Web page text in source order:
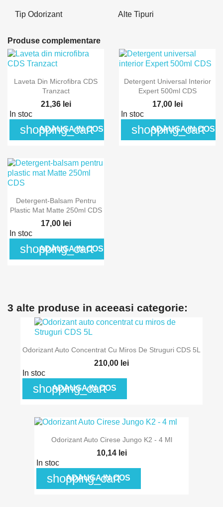
Tip Odorizant Alte Tipuri
Produse complementare
Laveta Din Microfibra CDS
Tranzact
21,36 lei
In stoc
shopping_cart
ADAUGA IN COS
Detergent Universal Interior
Expert 500ml CDS
17,00 lei
In stoc
shopping_cart
ADAUGA IN COS
Detergent-Balsam Pentru
Plastic Mat Matte 250ml CDS
17,00 lei
In stoc
shopping_cart
ADAUGA IN COS
3 alte produse in aceeasi categorie:
Odorizant Auto Concentrat Cu Miros De Struguri CDS 5L
210,00 lei
In stoc
shopping_cart
ADAUGA IN COS
Odorizant Auto Cirese Jungo K2 - 4 Ml
10,14 lei
In stoc
shopping_cart
ADAUGA IN COS